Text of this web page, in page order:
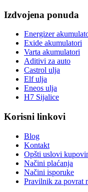
Izdvojena ponuda
Energizer
Exide akumulatori
Varta akumulatori
Aditivi za auto
Castrol ulja
Elf ulja
Eneos ulja
H7 Sijalice
Korisni linkovi
Blog
Kontakt
Opšti uslovi
Načini plaćanja
Načini isporuke
Pravilnik za povrat